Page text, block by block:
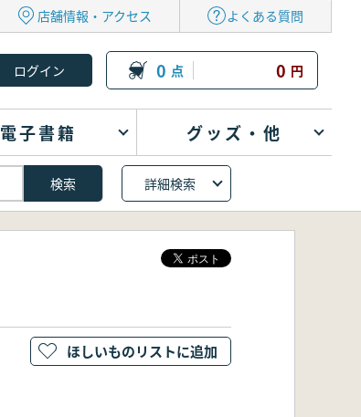
店舗情報・アクセス よくある質問
0 点 0 円
電子書籍 グッズ・他
詳細検索
ほしいものリストに追加